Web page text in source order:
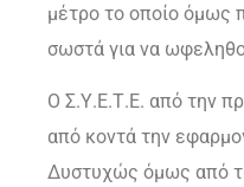
μέτρο το οποίο όμως
σωστά για να
Ο Σ.Υ.Ε.Τ.Ε. από την
από κοντά την
Δυστυχώς όμως από